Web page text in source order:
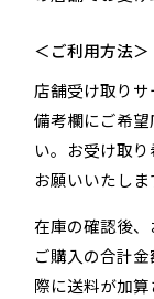
＜ご利用方法＞
店舗受け取り
備考欄にご希
い。お受け取
お願いいたしま
在庫の確認後、
ご購入の合計
際に送料が加